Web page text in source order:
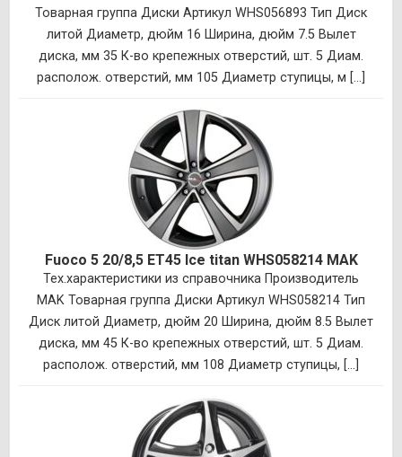
Товарная группа Диски Артикул WHS056893 Тип Диск
литой Диаметр, дюйм 16 Ширина, дюйм 7.5 Вылет
диска, мм 35 К-во крепежных отверстий, шт. 5 Диам.
располож. отверстий, мм 105 Диаметр ступицы, м [...]
Fuoco 5 20/8,5 ET45 Ice titan WHS058214 MAK
Тех.характеристики из справочника Производитель
MAK Товарная группа Диски Артикул WHS058214 Тип
Диск литой Диаметр, дюйм 20 Ширина, дюйм 8.5 Вылет
диска, мм 45 К-во крепежных отверстий, шт. 5 Диам.
располож. отверстий, мм 108 Диаметр ступицы, [...]